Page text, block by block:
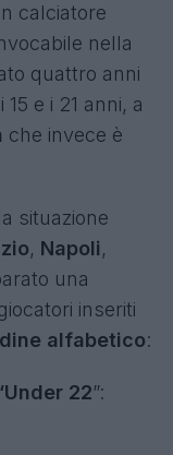
calciatore
nella
quattro anni
e i 21 anni, a
che invece è
situazione
, Napoli,
una
inseriti
alfabetico:
22”: